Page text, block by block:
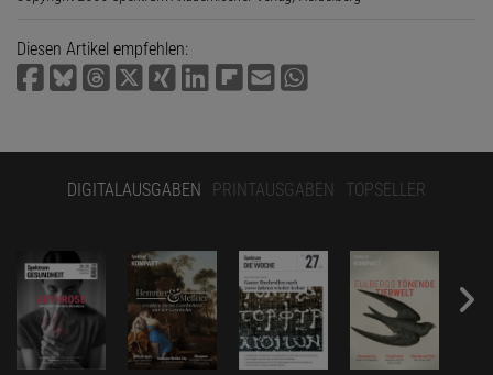
Diesen Artikel empfehlen:
DIGITALAUSGABEN PRINTAUSGABEN TOPSELLER